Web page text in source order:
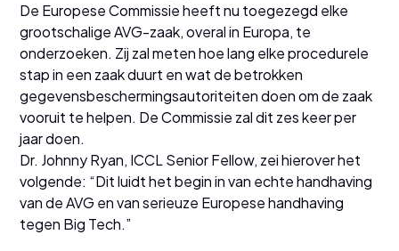
De Europese Commissie heeft nu toegezegd elke
grootschalige AVG-zaak, overal in Europa, te
onderzoeken. Zij zal meten hoe lang elke procedurele
stap in een zaak duurt en wat de betrokken
gegevensbeschermingsautoriteiten doen om de zaak
vooruit te helpen. De Commissie zal dit zes keer per
jaar doen.
Dr. Johnny Ryan, ICCL Senior Fellow, zei hierover het
volgende: “Dit luidt het begin in van echte handhaving
van de AVG en van serieuze Europese handhaving
tegen Big Tech.”